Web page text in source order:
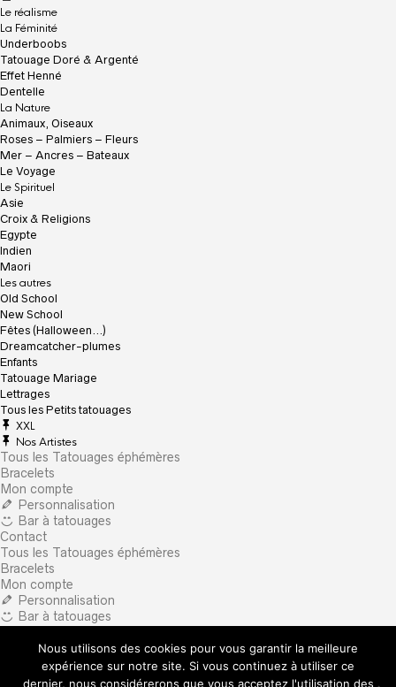
c
c
u
e
i
l
Le réalisme
La Féminité
Underboobs
Tatouage Doré & Argenté
Effet Henné
Dentelle
La Nature
Animaux, Oiseaux
Roses – Palmiers – Fleurs
Mer – Ancres – Bateaux
Le Voyage
Le Spirituel
Asie
Croix & Religions
Egypte
Indien
Maori
Les autres
Old School
New School
Fêtes (Halloween…)
Dreamcatcher-plumes
Enfants
Tatouage Mariage
Lettrages
Tous les Petits tatouages
XXL
Nos Artistes
Tous les Tatouages éphémères
Bracelets
Mon compte
Personnalisation
Bar à tatouages
Contact
Tous les Tatouages éphémères
Bracelets
Mon compte
Personnalisation
Bar à tatouages
What are you looking for?
Nous utilisons des cookies pour vous garantir la meilleure
expérience sur notre site. Si vous continuez à utiliser ce
dernier, nous considérerons que vous acceptez l'utilisation des